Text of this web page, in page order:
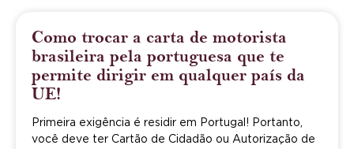
Como trocar a carta de motorista
brasileira pela portuguesa que te
permite dirigir em qualquer país da
UE!
Primeira exigência é residir em Portugal! Portanto,
você deve ter Cartão de Cidadão ou Autorização de